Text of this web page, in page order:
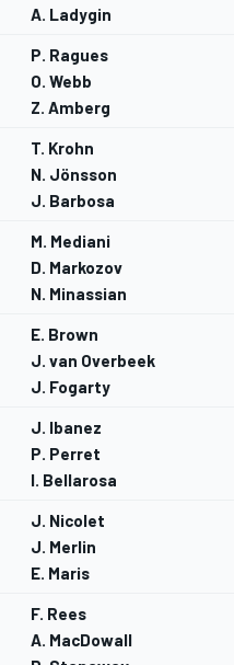
A. Ladygin
P. Ragues
O. Webb
Z. Amberg
T. Krohn
N. Jönsson
J. Barbosa
M. Mediani
D. Markozov
N. Minassian
E. Brown
J. van Overbeek
J. Fogarty
J. Ibanez
P. Perret
I. Bellarosa
J. Nicolet
J. Merlin
E. Maris
F. Rees
A. MacDowall